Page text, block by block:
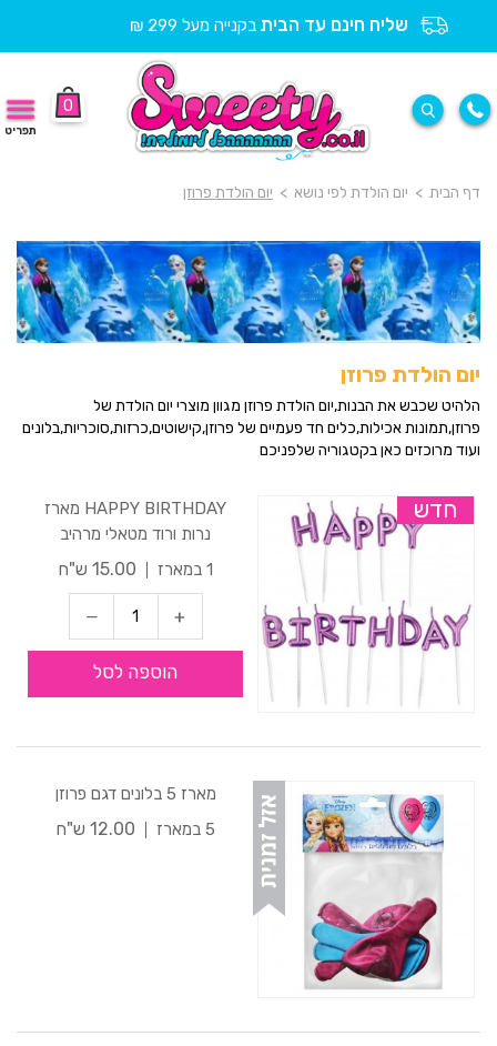
שליח חינם עד הבית בקנייה מעל 299 ₪
0
תפריט
דף הבית > יום הולדת לפי נושא > יום הולדת פרוזן
יום הולדת פרוזן
הלהיט שכבש את הבנות,יום הולדת פרוזן מגוון מוצרי יום הולדת של
פרוזן,תמונות אכילות,כלים חד פעמיים של פרוזן,קישוטים,כרזות,סוכריות,בלונים
ועוד מרוכזים כאן בקטגוריה שלפניכם
חדש
HAPPY BIRTHDAY מארז
נרות ורוד מטאלי מרהיב
1 במארז
15.00 ש"ח
הוספה לסל
מארז 5 בלונים דגם פרוזן
5 במארז
12.00 ש"ח